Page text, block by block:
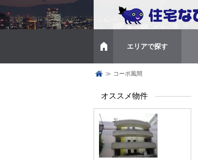
エリアで探す
トップページ
≫ コーポ風間
オススメ物件